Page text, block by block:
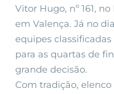
Vitor Hugo, nº 161,
em Valença. Já no
equipes
para as quartas de
grande decisão.
Com tradição,